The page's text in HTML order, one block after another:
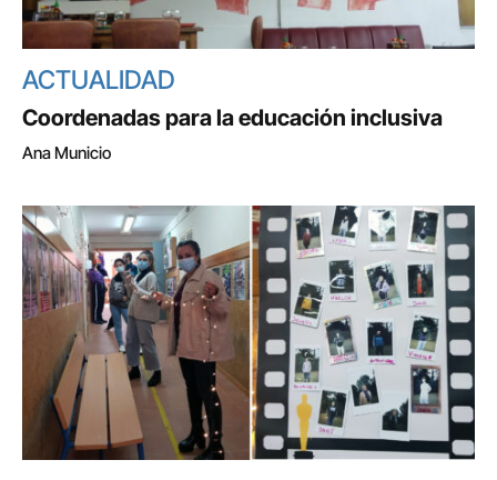
ACTUALIDAD
Coordenadas para la educación inclusiva
Ana Municio